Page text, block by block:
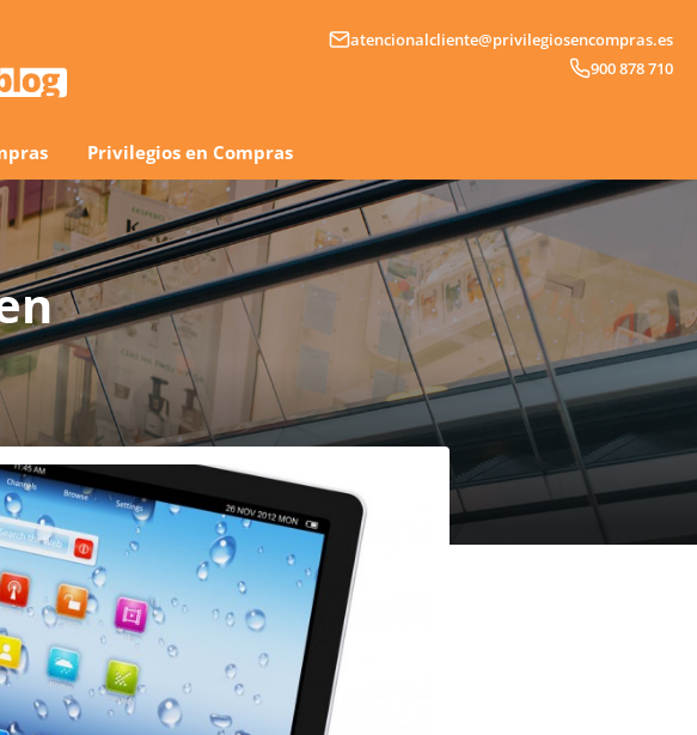
atencionalcliente@privilegiosencompras.es
900 878 710
Privilegios en Compras